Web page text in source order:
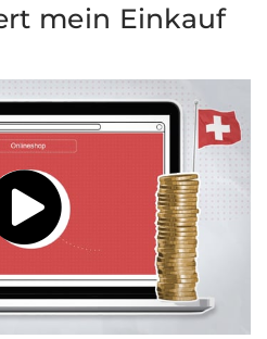
mein Einkauf